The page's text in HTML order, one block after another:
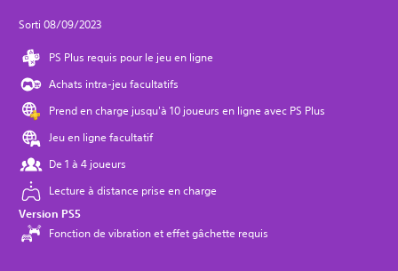
Sorti 08/09/2023
PS Plus requis pour le jeu en ligne
Achats intra-jeu facultatifs
Prend en charge jusqu'à 10 joueurs en ligne avec PS Plus
Jeu en ligne facultatif
De 1 à 4 joueurs
Lecture à distance prise en charge
Version PS5
Fonction de vibration et effet gâchette requis